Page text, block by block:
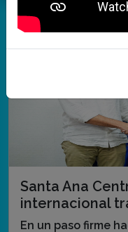
Santa Ana
internacional
En un paso firme